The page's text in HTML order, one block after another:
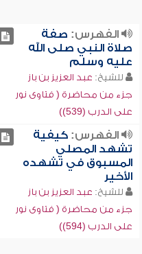
الفهرس: صفة
صلاة النبي صلى الله
عليه وسلم
للشيخ: عبد العزيز بن باز
جزء من محاضرة ( فتاوى نور
على الدرب (539))
الفهرس:كيفية
تشهد المصلي
المسبوق في تشهده
الأخير
للشيخ: عبد العزيز بن باز
جزء من محاضرة ( فتاوى نور
على الدرب (594))